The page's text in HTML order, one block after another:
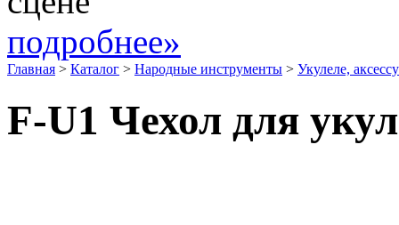
подробнее»
Главная > Каталог > Народные инструменты > Укулеле,
F-U1 Чехол для